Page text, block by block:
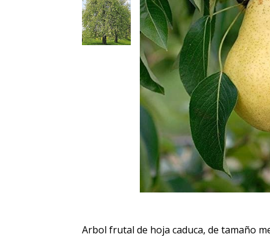
Arbol frutal de hoja caduca, de tamaño